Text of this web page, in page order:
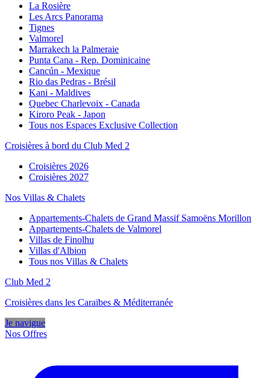
La Rosière
Les Arcs Panorama
Tignes
Valmorel
Marrakech la Palmeraie
Punta Cana - Rep. Dominicaine
Cancún - Mexique
Rio das Pedras - Brésil
Kani - Maldives
Quebec Charlevoix - Canada
Kiroro Peak - Japon
Tous nos Espaces Exclusive Collection
Croisières à bord du Club Med 2
Croisières 2026
Croisières 2027
Nos Villas & Chalets
Appartements-Chalets de Grand Massif Samoëns Morillon
Appartements-Chalets de Valmorel
Villas de Finolhu
Villas d'Albion
Tous nos Villas & Chalets
Club Med 2
Croisières dans les Caraïbes & Méditerranée
Je navigue
Nos Offres